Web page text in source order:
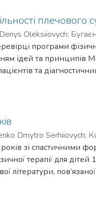
програму фізичної
перевірено їїплечового
Oleksiiovych;
програми
ідей та принципів
та
- «структура
програми
Dmytro Serhiiovych;
років зі спастичними
терапії для
літератури,
диплегія та